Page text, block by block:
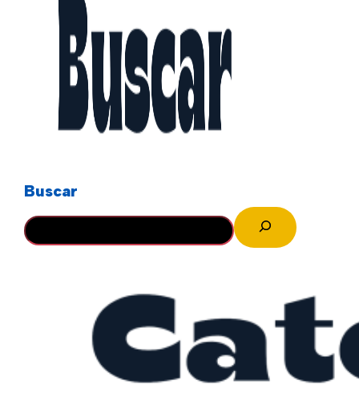
Buscar